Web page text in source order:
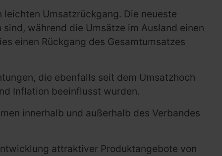
Umsatzrückgang. Die neueste
während die Umsätze im Ausland einen
einen Rückgang des Gesamtumsatzes
die ebenfalls seit dem Umsatzhoch
Inflation beeinflusst wurden.
innerhalb und außerhalb des Verbandes
attraktiver Produktangebote von